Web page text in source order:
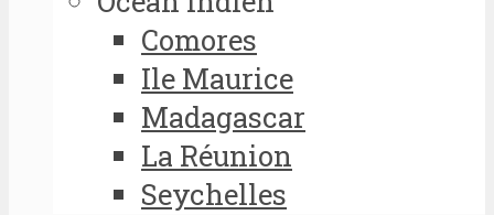
Comores
Ile Maurice
Madagascar
La Réunion
Seychelles